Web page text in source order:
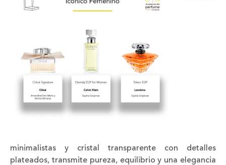
minimalistas y cristal transparente con detalles
plateados, transmite pureza, equilibrio y una elegancia